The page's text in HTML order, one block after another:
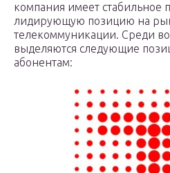
компания имеет стабильное
лидирующую позицию на
телекоммуникации. Среди
выделяются следующие
абонентам: